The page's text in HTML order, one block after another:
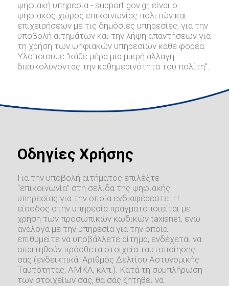
ψηφιακή υπηρεσία - support.gov.gr, είναι ο
ψηφιακός χώρος επικοινωνίας πολιτών και
επιχειρήσεων με τις δημόσιες υπηρεσίες, για την
υποβολή αιτημάτων και την λήψη απαντήσεων για
τη χρήση των ψηφιακών υπηρεσιών κάθε φορέα.
Υλοποιούμε “κάθε μέρα μια μικρή αλλαγή
διευκολύνοντας την καθημερινότητα του πολίτη”.
Οδηγίες Χρήσης
Για την υποβολή αιτήματος επιλέξτε
“επικοινωνία” στη σελίδα της ψηφιακής
υπηρεσίας για την οποία ενδιαφέρεστε. Η
είσοδος στην υπηρεσία πραγματοποιείται με
χρήση των προσωπικών κωδικών taxisnet, ενώ
ανάλογα με την υπηρεσία για την οποία
επιθυμείτε να υποβάλλετε αίτημα, ενδέχεται να
απαιτηθούν πρόσθετα στοιχεία ταυτοποίησης
σας (ενδεικτικά: Αριθμός Δελτίου Αστυνομικής
Ταυτότητας, ΑΜΚΑ, κλπ.). Κατά τη συμπλήρωση
των στοιχείων σας, θα σάς ζητηθεί να